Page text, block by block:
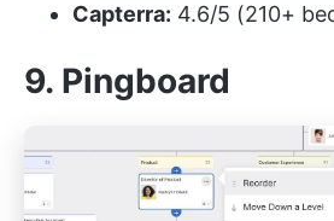
Capterra: 4.6/5 (210+
9. Pingboard